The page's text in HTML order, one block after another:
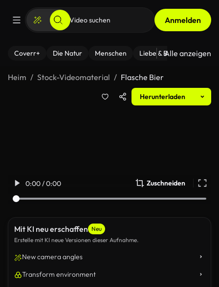
Anmelden
Coverr+ Die Natur Menschen Liebe & Beziehungen
Alle anzeigen
Heim Stock-Videomaterial Flasche Bier
Herunterladen
0:00 / 0:00 Zuschneiden
Mit KI neu erschaffen Neu
Erstelle mit KI neue Versionen dieser Aufnahme.
New camera angles
Transform environment